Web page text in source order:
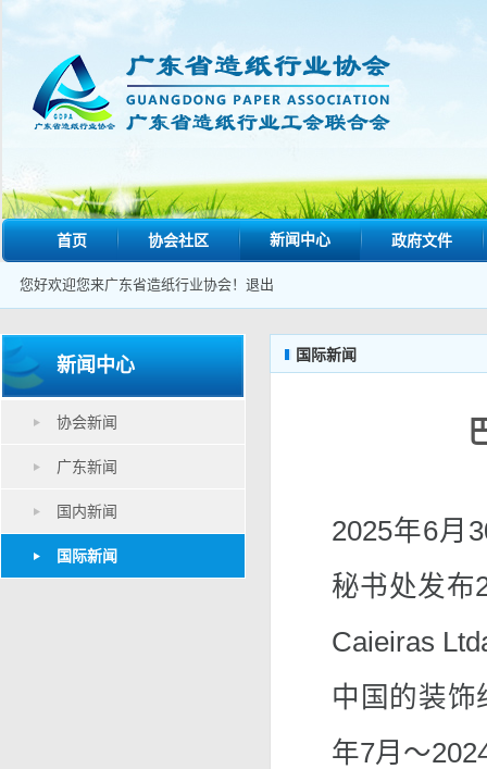
首页 协会社区 新闻中心 政府文件
您好欢迎您来广东省造纸行业协会！ 退出
新闻中心
协会新闻
广东新闻
国内新闻
国际新闻
国际新闻
2025年6月
秘书处发布
Caieiras
中国的装饰
年7月～